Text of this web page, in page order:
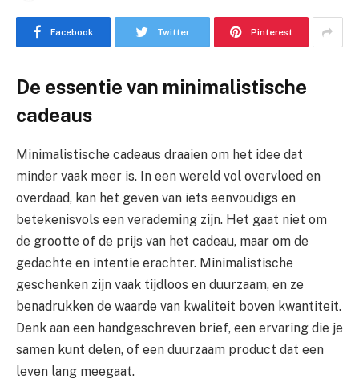
Facebook Twitter Pinterest
De essentie van minimalistische
cadeaus
Minimalistische cadeaus draaien om het idee dat
minder vaak meer is. In een wereld vol overvloed en
overdaad, kan het geven van iets eenvoudigs en
betekenisvols een verademing zijn. Het gaat niet om
de grootte of de prijs van het cadeau, maar om de
gedachte en intentie erachter. Minimalistische
geschenken zijn vaak tijdloos en duurzaam, en ze
benadrukken de waarde van kwaliteit boven kwantiteit.
Denk aan een handgeschreven brief, een ervaring die je
samen kunt delen, of een duurzaam product dat een
leven lang meegaat.